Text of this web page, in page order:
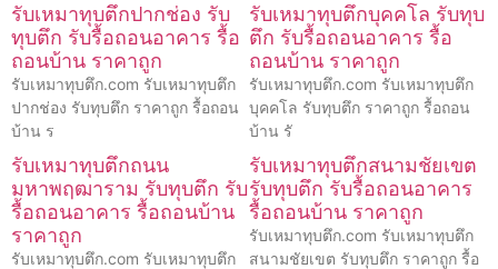
รับเหมาทุบตึกปากช่อง รับ
ทุบตึก รับรื้อถอนอาคาร รื้อ
ถอนบ้าน ราคาถูก
รับเหมาทุบตึก.com รับเหมาทุบตึก
ปากช่อง รับทุบตึก ราคาถูก รื้อถอน
บ้าน ร
รับเหมาทุบตึกบุคคโล รับทุบ
ตึก รับรื้อถอนอาคาร รื้อ
ถอนบ้าน ราคาถูก
รับเหมาทุบตึก.com รับเหมาทุบตึก
บุคคโล รับทุบตึก ราคาถูก รื้อถอน
บ้าน รั
รับเหมาทุบตึกถนน
มหาพฤฒาราม รับทุบตึก รับ
รื้อถอนอาคาร รื้อถอนบ้าน
ราคาถูก
รับเหมาทุบตึก.com รับเหมาทุบตึก
รับเหมาทุบตึกสนามชัยเขต
รับทุบตึก รับรื้อถอนอาคาร
รื้อถอนบ้าน ราคาถูก
รับเหมาทุบตึก.com รับเหมาทุบตึก
สนามชัยเขต รับทุบตึก ราคาถูก รื้อ